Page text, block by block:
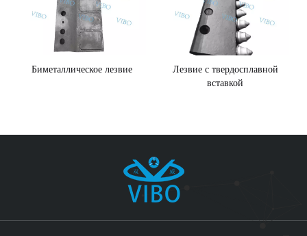
Биметаллическое лезвие
Лезвие с твердосплавной
вставкой